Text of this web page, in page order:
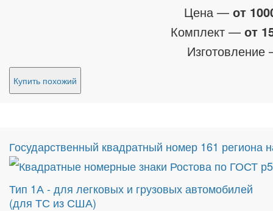
Цена — от
Комплект — от
Купить похожий
Государственный квадратный номер 161 региона
Тип 1А - для легковых и грузовых автомобилей
(для ТС из США)